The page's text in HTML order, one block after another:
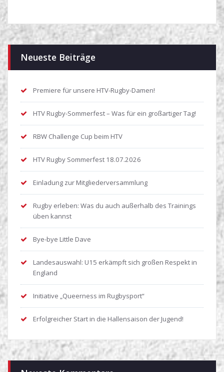
Neueste Beiträge
Premiere für unsere HTV-Rugby-Damen!
HTV Rugby-Sommerfest – Was für ein großartiger Tag!
RBW Challenge Cup beim HTV
HTV Rugby Sommerfest 18.07.2026
Einladung zur Mitgliederversammlung
Rugby erleben: Was du auch außerhalb des Trainings
üben kannst
Bye-bye Little Dave
Landesauswahl: U15 erkämpft sich großen Respekt in
England
Initiative „Queerness im Rugbysport“
Erfolgreicher Start in die Hallensaison der Jugend!